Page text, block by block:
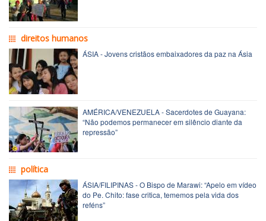
direitos humanos
ÁSIA - Jovens cristãos embaixadores da paz na Ásia
AMÉRICA/VENEZUELA - Sacerdotes de Guayana:
“Não podemos permanecer em silêncio diante da
repressão”
política
ÁSIA/FILIPINAS - O Bispo de Marawi: “Apelo em vídeo
do Pe. Chito: fase critica, tememos pela vida dos
reféns”